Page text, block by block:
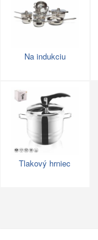
Na indukciu
Tlakový hrniec